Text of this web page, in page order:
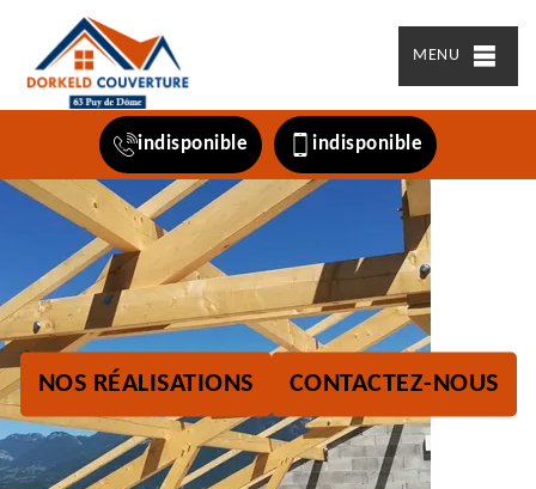
MENU
indisponible indisponible
NOS RÉALISATIONS CONTACTEZ-NOUS